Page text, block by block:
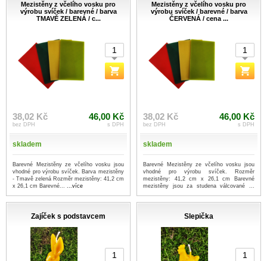
Mezistěny z včelího vosku pro
výrobu svíček / barevné / barva
TMAVĚ ZELENÁ / c...
38,02 Kč
bez DPH
46,00 Kč
s DPH
skladem
Barevné Mezistěny ze včelího vosku jsou
vhodné pro výrobu svíček. Barva mezistěny
- Tmavě zelená Rozměr mezistěny: 41,2 cm
x 26,1 cm Barevné... ...více
Mezistěny z včelího vosku pro
výrobu svíček / barevné / barva
ČERVENÁ / cena ...
38,02 Kč
bez DPH
46,00 Kč
s DPH
skladem
Barevné Mezistěny ze včelího vosku jsou
vhodné pro výrobu svíček. Rozměr
mezistěny: 41,2 cm x 26,1 cm Barevné
mezistěny jsou za studena válcované ...
Zajíček s podstavcem Slepička